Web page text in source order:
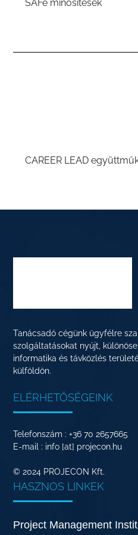
SAFe minősítések
CAREER LEAD
Tanácsadó cégünk ügyfélre
szolgáltatásokat nyújt,
informatika és távközlés
külföldön.
ELÉRHETŐSÉGEINK
Telefonszám : +36 70 2657665
E-mail : info [at] projecon.hu
© 2024 PROJECON Kft.
HASZNOS LINKEK
Project Management